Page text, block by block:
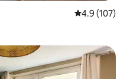
औसत रेटिंग 5 में
4.9 (107)